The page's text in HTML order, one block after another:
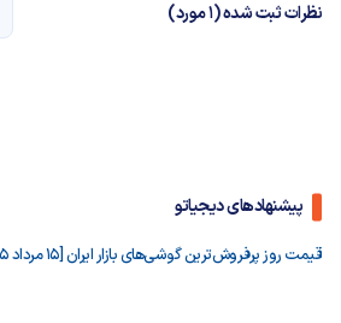
نظرات ثبت شده (1 مورد)
پیشنهادهای دیجیاتو
قیمت روز پرفروش‌ترین گوشی‌های بازار ایران [15 مرداد 1405]